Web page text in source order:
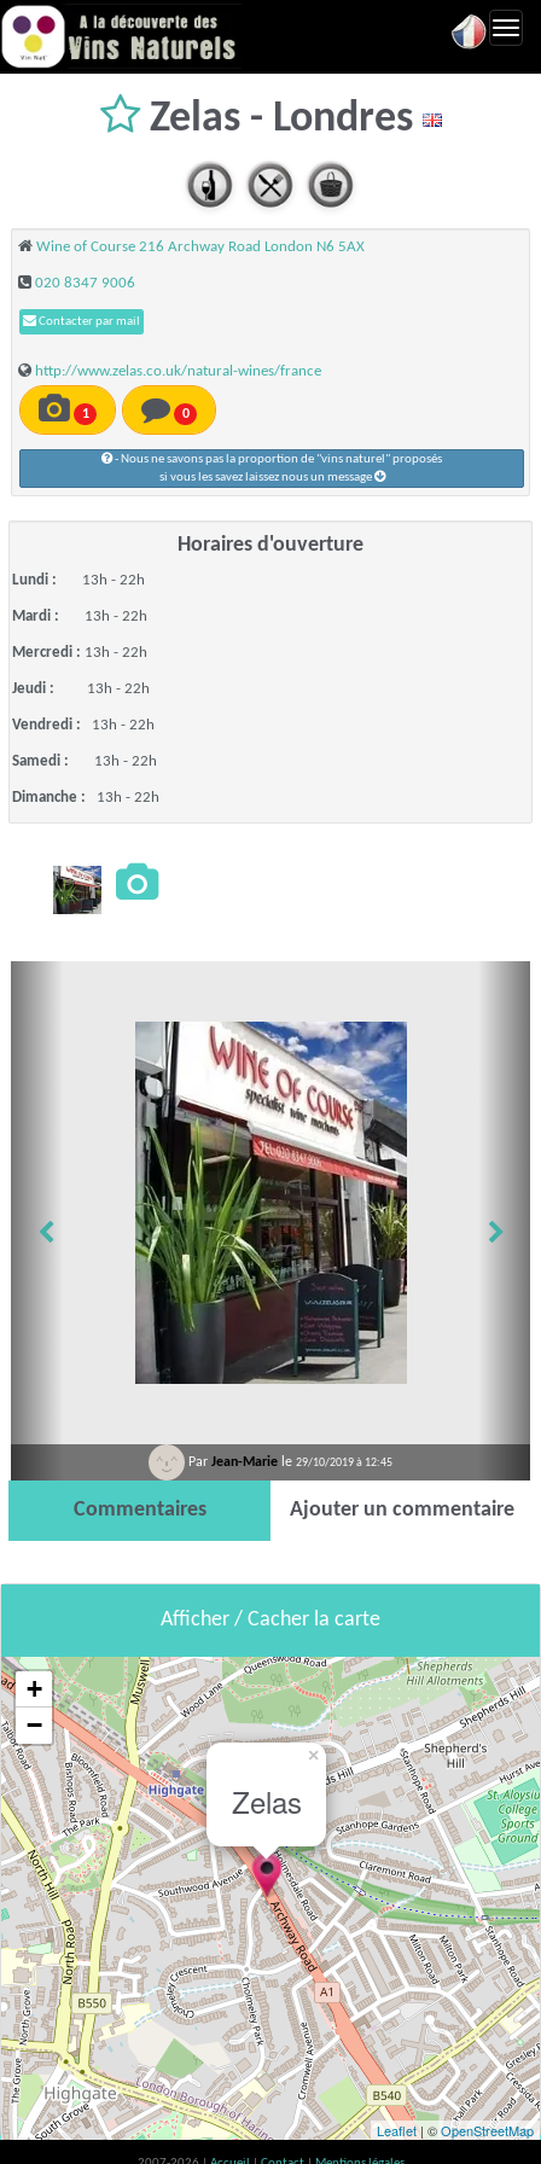
Zelas - Londres
Wine of Course 216 Archway Road London N6 5AX
020 8347 9006
Contacter par mail
http://www.zelas.co.uk/natural-wines/france
1 0
- Nous ne savons pas la proportion de "vins naturel" proposés
si vous les savez laissez nous un message
Horaires d'ouverture
Lundi : 13h - 22h
Mardi : 13h - 22h
Mercredi : 13h - 22h
Jeudi : 13h - 22h
Vendredi : 13h - 22h
Samedi : 13h - 22h
Dimanche : 13h - 22h
Par Jean-Marie le 29/10/2019 à 12:45
Commentaires Ajouter un commentaire
Afficher / Cacher la carte
Zelas
×
+
−
Leaflet| ©OpenStreetMap